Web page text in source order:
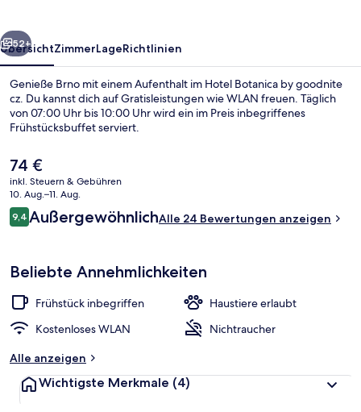
Classic-Doppelzimmer | Kostenlose
Weiter
52+
ÜbersichtZimmerLageRichtlinien
Genieße Brno mit einem Aufenthalt im Hotel Botanica by goodnite
cz. Du kannst dich auf Gratisleistungen wie WLAN freuen. Täglich
von 07:00 Uhr bis 10:00 Uhr wird ein im Preis inbegriffenes
Frühstücksbuffet serviert.
Der
aktuelle
Preis
beträgt
74 €.
74 €
inkl. Steuern & Gebühren
10. Aug.–11. Aug.
Bewertungen
9,49,4 von 10.
AußergewöhnlichAlle 24 Bewertungen anzeigen
Beliebte Annehmlichkeiten
Frühstück inbegriffen
Haustiere erlaubt
Kostenloses WLAN
Nichtraucher
Alle anzeigen
Wichtigste Merkmale (4)